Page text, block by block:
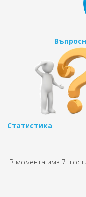
Статистика
В момента има 7